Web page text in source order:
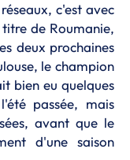
c'est avec
de Roumanie,
deux prochaines
le champion
bien eu quelques
passée, mais
avant que le
d'une saison